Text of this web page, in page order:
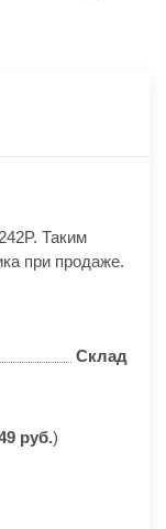
Таким
при продаже.
Склад
руб.)